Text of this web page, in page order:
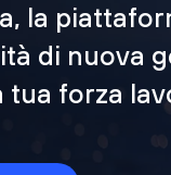
la
di nuova
tua forza